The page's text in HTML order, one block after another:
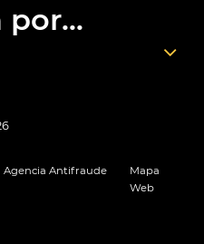
por...
Agencia Antifraude
Mapa
Web